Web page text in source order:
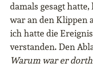
damals gesagt
war an den Klippen
ich hatte die
verstanden. Den
Warum war er